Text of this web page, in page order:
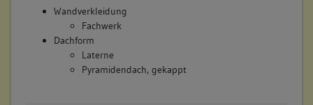
Wandverkleidung
Fachwerk
Dachform
Laterne
Pyramidendach, gekappt